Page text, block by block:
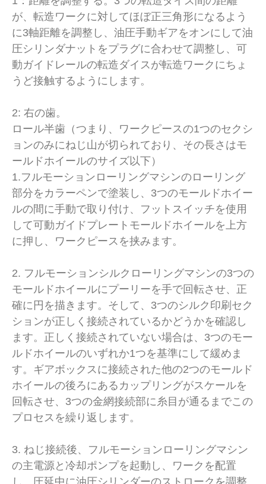
が、転造ワークに対してほぼ正三角形になるよう
に3軸距離を調整し、油圧手動ギアをオンにして油
圧シリンダナットをプラグに合わせて調整し、可
動ガイドレールの転造ダイスが転造ワークにちょ
うど接触するようにします。
2: 右の歯。
ロール半歯（つまり、ワークピースの1つのセクシ
ョンのみにねじ山が切られており、その長さはモ
ールドホイールのサイズ以下）
1.フルモーションローリングマシンのローリング
部分をカラーペンで塗装し、3つのモールドホイー
ルの間に手動で取り付け、フットスイッチを使用
して可動ガイドプレートモールドホイールを上方
に押し、ワークピースを挟みます。
2. フルモーションシルクローリングマシンの3つの
モールドホイールにプーリーを手で回転させ、正
確に円を描きます。そして、3つのシルク印刷セク
ションが正しく接続されているかどうかを確認し
ます。正しく接続されていない場合は、3つのモー
ルドホイールのいずれか1つを基準にして緩めま
す。ギアボックスに接続された他の2つのモールド
ホイールの後ろにあるカップリングがスケールを
回転させ、3つの金網接続部に糸目が通るまでこの
プロセスを繰り返します。
3. ねじ接続後、フルモーションローリングマシン
の主電源と冷却ポンプを起動し、ワークを配置
し、圧延中に油圧シリンダーのストロークを調整